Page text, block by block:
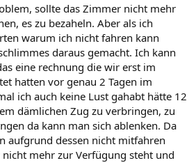
sollte das Zimmer nicht mehr
es zu bezaheln. Aber als ich
warum ich nicht fahren kann
daraus gemacht. Ich kann
eine rechnung die wir erst im
hatten vor genau 2 Tagen im
ich auch keine Lust gahabt hätte 12
dämlichen Zug zu verbringen, zu
da kann man sich ablenken. Da
aufgrund dessen nicht mitfahren
mehr zur Verfügung steht und